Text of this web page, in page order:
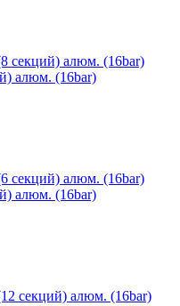
алюм. (16bar)
алюм. (16bar)